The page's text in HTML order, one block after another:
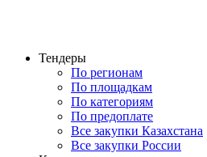
Тендеры
По регионам
По площадкам
По категориям
По предоплате
Все закупки Казахстана
Все закупки России